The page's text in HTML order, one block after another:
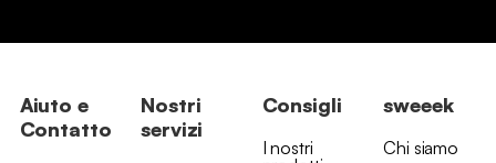
Aiuto e
Contatto
Nostri
servizi
Consigli
I nostri
sweeek
Chi siamo